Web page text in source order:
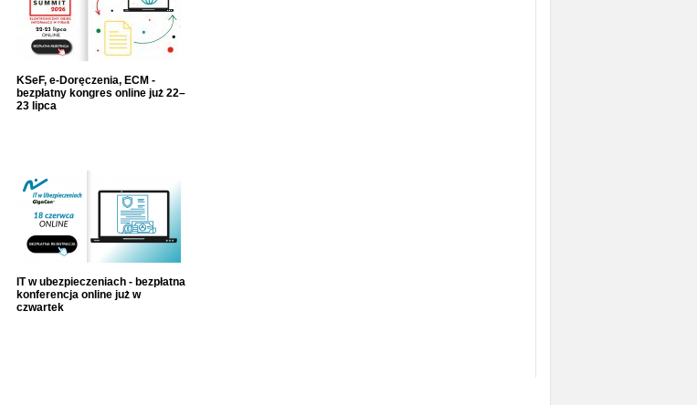
KSeF, e-Doręczenia, ECM -
bezpłatny kongres online już 22–
23 lipca
IT w ubezpieczeniach - bezpłatna
konferencja online już w
czwartek